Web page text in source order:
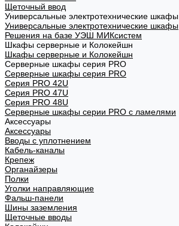
Щеточный ввод
Универсальные электротехнические шкафы
Универсальные электротехнические шкафы
Решения на базе УЭШ МИКсистем
Шкафы серверные и Колокейшн
Шкафы серверные и Колокейшн
Серверные шкафы серия PRO
Серверные шкафы серия PRO
Серия PRO 42U
Серия PRO 47U
Серия PRO 48U
Серверные шкафы серии PRO с ламелями
Аксессуары
Аксессуары
Вводы с уплотнением
Кабель-каналы
Крепеж
Органайзеры
Полки
Уголки направляющие
Фальш-панели
Шины заземления
Щеточные вводы